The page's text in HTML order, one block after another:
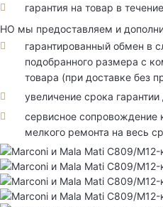
гарантия на товар в
НО мы предоставляем и
гарантированный обмен в
подобранного размера с
товара (при доставке без
увеличение срока гарантии
сервисное сопровождение
мелкого ремонта на весь